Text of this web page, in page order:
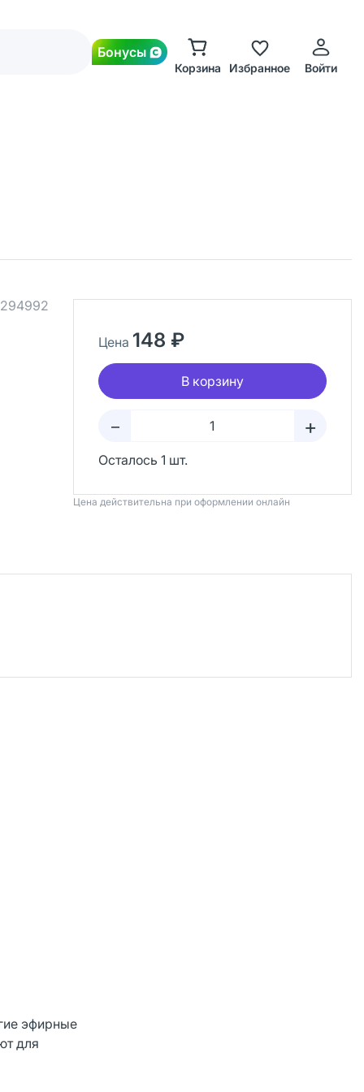
Бонусы
Корзина Избранное Войти
294992
Цена 148 ₽
В корзину
– +
Осталось 1 шт.
Цена действительна при оформлении онлайн
эфирные
для